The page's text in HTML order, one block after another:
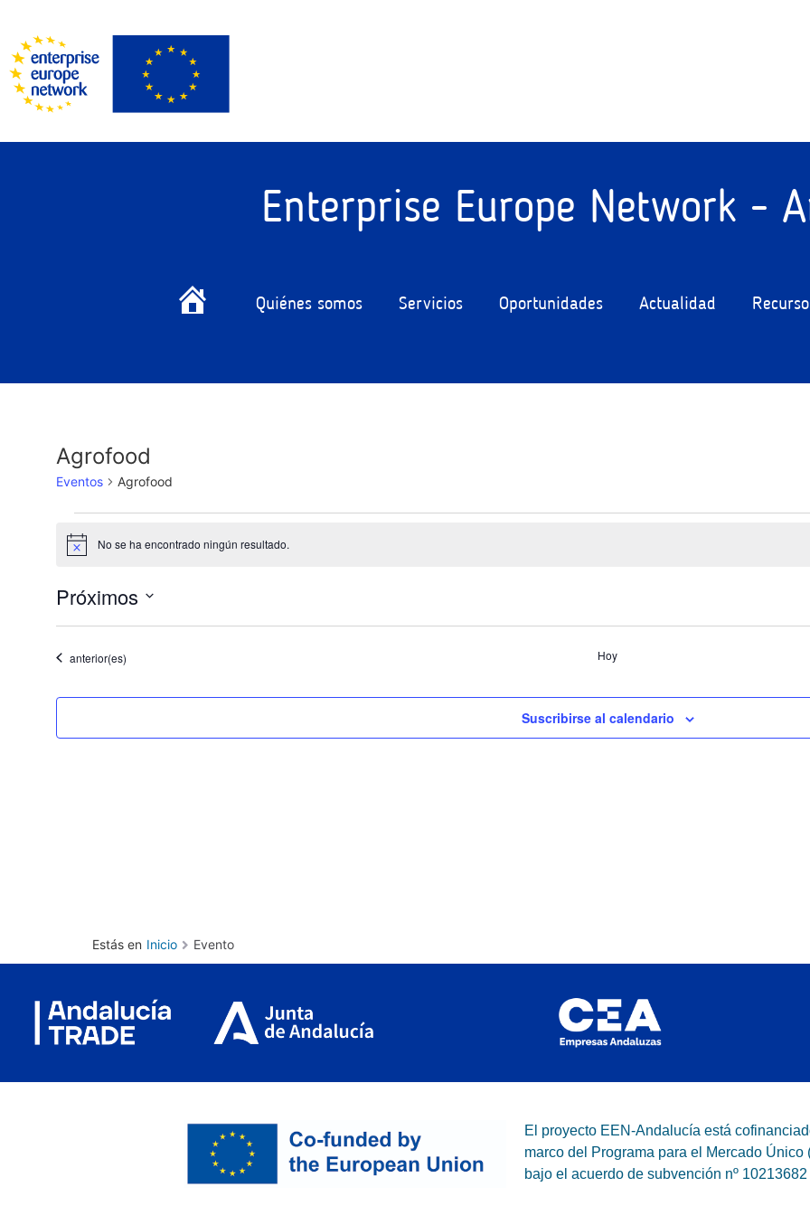
Enterprise Europe Network -
Quiénes somos Servicios Oportunidades Actualidad
Agrofood
Eventos Agrofood
Aviso No se ha encontrado ningún resultado.
Próximos
la
Eventos
anterior(es) Hoy
Suscribirse al calendario
Estás en Inicio Evento
El proyecto EEN-Andalucía está
marco del Programa para el Mercado
bajo el acuerdo de subvención nº 10213682